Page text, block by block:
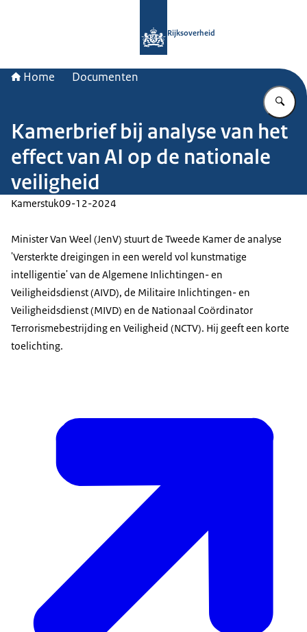
Rijksoverheid
Home Documenten
Kamerbrief bij analyse van het
effect van AI op de nationale
veiligheid
Kamerstuk09-12-2024
Minister Van Weel (JenV) stuurt de Tweede Kamer de analyse
'Versterkte dreigingen in een wereld vol kunstmatige
intelligentie' van de Algemene Inlichtingen- en
Veiligheidsdienst (AIVD), de Militaire Inlichtingen- en
Veiligheidsdienst (MIVD) en de Nationaal Coördinator
Terrorismebestrijding en Veiligheid (NCTV). Hij geeft een korte
toelichting.